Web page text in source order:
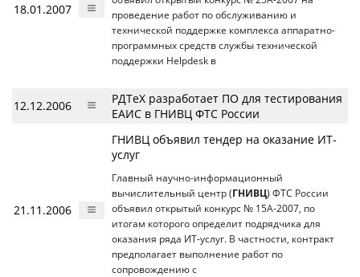
18.01.2007
проведение работ по обслуживанию и
технической поддержке комплекса аппаратно-
программных средств службы технической
поддержки Helpdesk в
12.12.2006
РДТеХ разработает ПО для тестирования
ЕАИС в ГНИВЦ ФТС России
21.11.2006
ГНИВЦ объявил тендер на оказание ИТ-
услуг
Главный научно-информационный
вычислительный центр (ГНИВЦ) ФТС России
объявил открытый конкурс № 15А-2007, по
итогам которого определит подрядчика для
оказания ряда ИТ-услуг. В частности, контракт
предполагает выполнение работ по
сопровождению с